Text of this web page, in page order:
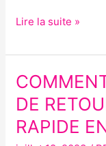
Lire la suite »
DE
RAPIDE
COMMENT
FAIRE
RITUEL